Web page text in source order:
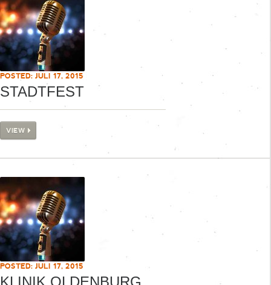
POSTED: JULI 17, 2015
STADTFEST
VIEW
POSTED: JULI 17, 2015
KLINIK OLDENBURG